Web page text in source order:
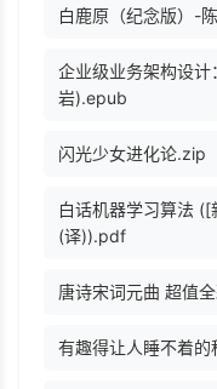
白鹿原（纪念版）-
企业级业务架构设
岩).epub
闪光少女进化论.zip
白话机器学习算法
(译)).pdf
唐诗宋词元曲 超值
有趣得让人睡不着